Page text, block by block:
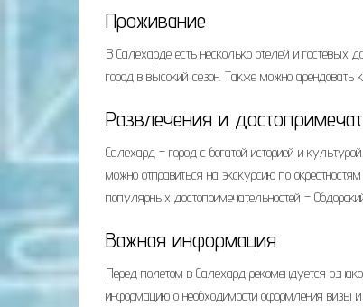
Проживание
В Салехарде есть несколько отелей и гостевых
город в высокий сезон. Также можно арендовать
Развлечения и
Салехард – город с богатой историей и
можно отправиться на экскурсию по
популярных достопримечательностей –
Важная информация
Перед полетом в Салехард рекомендуется
информацию о необходимости оформления визы